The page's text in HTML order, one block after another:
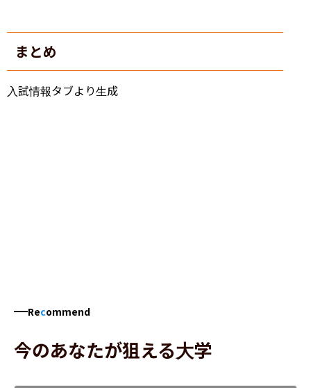
まとめ
入試情報タブより生成
Recommend
今のあなたが狙える大学